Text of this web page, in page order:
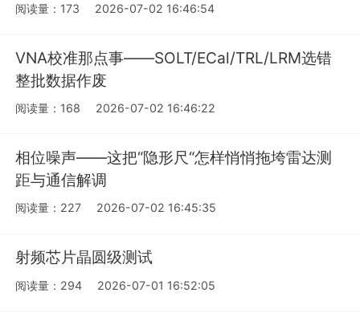
阅读量：173 2026-07-02 16:46:54
VNA校准那点事——SOLT/ECal/TRL/LRM选错
整批数据作废
阅读量：168 2026-07-02 16:46:22
相位噪声——这把“隐形尺“怎样悄悄拖垮雷达测
距与通信解调
阅读量：227 2026-07-02 16:45:35
射频芯片晶圆级测试
阅读量：294 2026-07-01 16:52:05